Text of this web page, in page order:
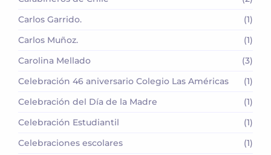
Carlos Garrido.
(1)
Carlos Muñoz.
(1)
Carolina Mellado
(3)
Celebración 46 aniversario Colegio Las Américas
(1)
Celebración del Día de la Madre
(1)
Celebración Estudiantil
(1)
Celebraciones escolares
(1)